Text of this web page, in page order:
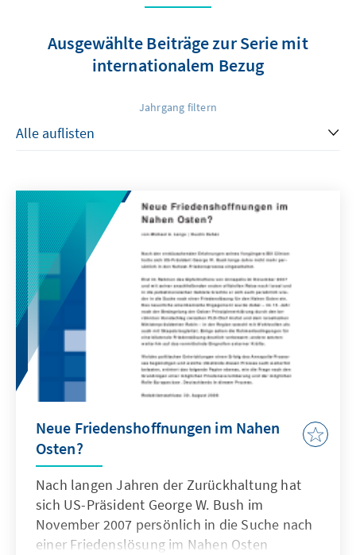
Ausgewählte Beiträge zur Serie mit
internationalem Bezug
Jahrgang filtern
Neue Friedenshoffnungen im Nahen
Osten?
Nach langen Jahren der Zurückhaltung hat
sich US-Präsident George W. Bush im
November 2007 persönlich in die Suche nach
einer Friedenslösung im Nahen Osten